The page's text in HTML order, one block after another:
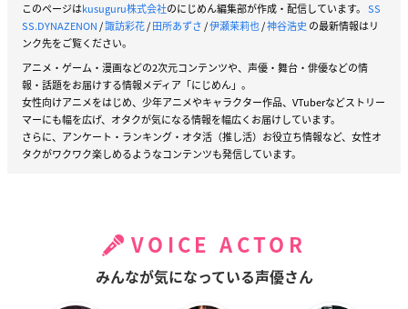
このページはkusuguru株式会社のにじめん編集部が作成・配信しています。 SS
SS.DYNAZENON/諏訪彩花/田所あずさ/伊瀬茉莉也/神谷浩史の最新情報はリ
ンク先をご覧ください。
アニメ・ゲーム・漫画などの2次元コンテンツや、声優・舞台・俳優などの情
報・話題をお届けする情報メディア「にじめん」。
女性向けアニメをはじめ、少年アニメやキャラクター作品、VTuberなどストリー
マーにも幅を広げ、オタクが気になる情報を幅広くお届けしています。
さらに、アンケート・ランキング・オタ活（推し活）お役立ち情報など、女性オ
タクがワクワク楽しめるようなコンテンツも発信しています。
VOICE ACTOR
みんなが気になっている声優さん